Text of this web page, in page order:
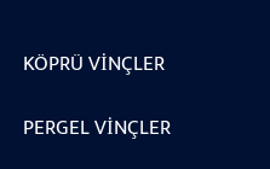
KÖPRÜ VINÇLER
PERGEL VINÇLER